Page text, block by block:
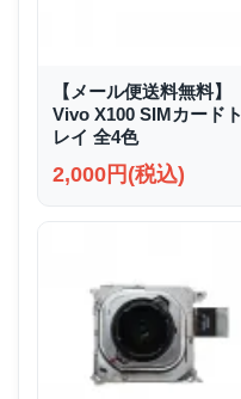
【メール便送料無料】
Vivo X100 SIMカードト
レイ 全4色
2,000円(税込)